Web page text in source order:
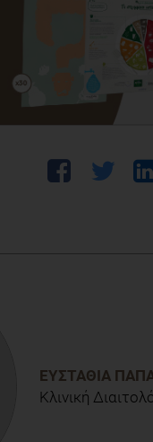
ΕΥΣΤΑΘΊΑ
Κλινική